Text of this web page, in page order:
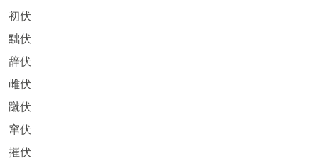
初伏
黜伏
辞伏
雌伏
蹴伏
窜伏
摧伏